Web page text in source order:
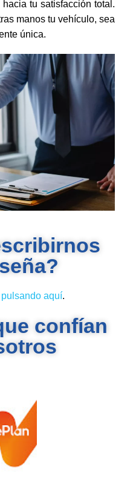
tu satisfacción total.
manos tu vehículo, sea
única.
pulsando aquí.
confían